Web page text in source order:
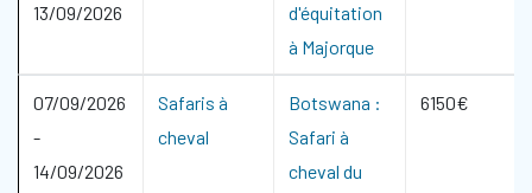
13/09/2026
d'équitation
à Majorque
07/09/2026
-
14/09/2026
Safaris à
cheval
Botswana :
Safari à
cheval du
6150€